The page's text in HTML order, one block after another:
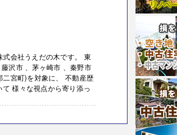
会社うえだの木です。 東
沢市 、茅ヶ崎市 、秦野市
二宮町)を対象に、 不動産歴
様々な視点から寄り添っ